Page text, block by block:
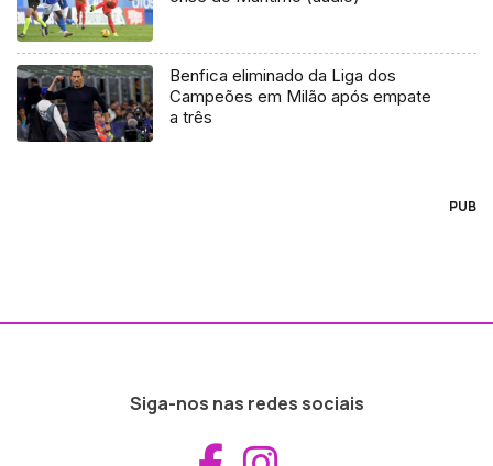
Benfica eliminado da Liga dos
Campeões em Milão após empate
a três
PUB
Siga-nos nas redes sociais